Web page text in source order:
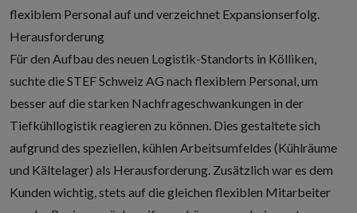
flexiblem Personal auf und verzeichnet Expansionserfolg.
Herausforderung
Für den Aufbau des neuen Logistik-Standorts in Kölliken,
suchte die STEF Schweiz AG nach flexiblem Personal, um
besser auf die starken Nachfrageschwankungen in der
Tiefkühllogistik reagieren zu können. Dies gestaltete sich
aufgrund des speziellen, kühlen Arbeitsumfeldes (Kühlräume
und Kältelager) als Herausforderung. Zusätzlich war es dem
Kunden wichtig, stets auf die gleichen flexiblen Mitarbeiter